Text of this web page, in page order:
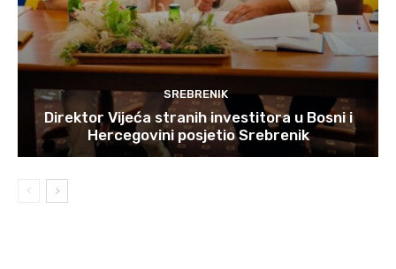
SREBRENIK
Direktor Vijeća stranih investitora u Bosni i
Hercegovini posjetio Srebrenik